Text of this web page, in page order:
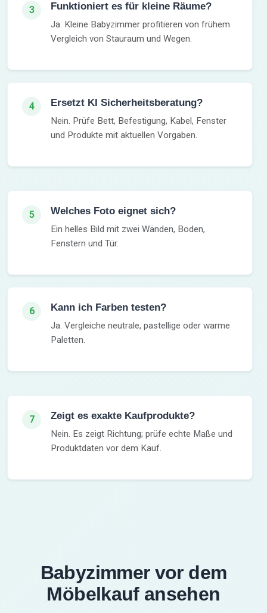
3 Funktioniert es für kleine Räume?
Ja. Kleine Babyzimmer profitieren von frühem
Vergleich von Stauraum und Wegen.
4 Ersetzt KI Sicherheitsberatung?
Nein. Prüfe Bett, Befestigung, Kabel, Fenster
und Produkte mit aktuellen Vorgaben.
5 Welches Foto eignet sich?
Ein helles Bild mit zwei Wänden, Boden,
Fenstern und Tür.
6 Kann ich Farben testen?
Ja. Vergleiche neutrale, pastellige oder warme
Paletten.
7 Zeigt es exakte Kaufprodukte?
Nein. Es zeigt Richtung; prüfe echte Maße und
Produktdaten vor dem Kauf.
Babyzimmer vor dem
Möbelkauf ansehen